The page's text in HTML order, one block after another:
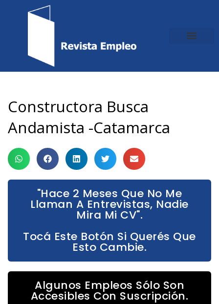
Constructora Busca
Andamista -Catamarca
"Hace 2 Meses Que No Me
Llaman A Entrevistas, Nadie
Mira Mi CV".
Tocá Este Botón Si Querés Que
Esto Cambie.
Algunos Empleos Sólo Son
Accesibles Con Suscripción.